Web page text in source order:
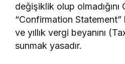
değişiklik olup olmadığını
“Confirmation
ve yıllık vergi beyanını
sunmak yasadır.